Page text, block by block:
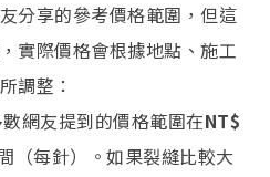
分享的參考價格範圍，但這
實際價格會根據地點、施工
調整：
數網友提到的價格範圍在NT$
（每針）。如果裂縫比較大